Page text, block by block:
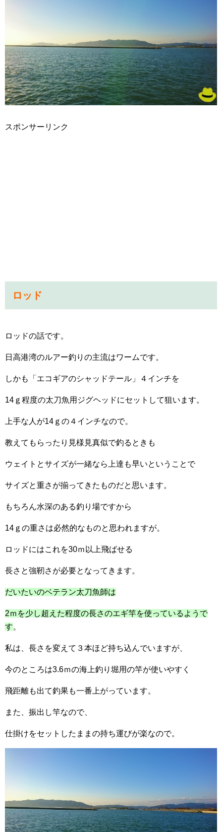
スポンサーリンク
ロッド
ロッドの話です。
日高港湾のルアー釣りの主流はワームです。
しかも「エコギアのシャッドテール」４インチを
14ｇ程度の太刀魚用ジグヘッドにセットして狙います。
上手な人が14ｇの４インチなので。
教えてもらったり見様見真似で釣るときも
ウェイトとサイズが一緒なら上達も早いということで
サイズと重さが揃ってきたものだと思います。
もちろん水深のある釣り場ですから
14ｇの重さは必然的なものと思われますが。
ロッドにはこれを30ｍ以上飛ばせる
長さと強靭さが必要となってきます。
だいたいのベテラン太刀魚師は
2ｍを少し超えた程度の長さのエギ竿を使っているようで
す。
私は、長さを変えて３本ほど持ち込んでいますが、
今のところは3.6ｍの海上釣り堀用の竿が使いやすく
飛距離も出て釣果も一番上がっています。
また、振出し竿なので、
仕掛けをセットしたままの持ち運びが楽なので。